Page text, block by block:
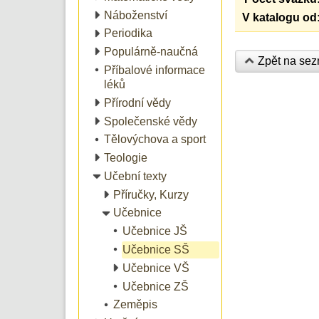
Náboženství
Periodika
Populárně-naučná
Příbalové informace
léků
Přírodní vědy
Společenské vědy
Tělovýchova a sport
Teologie
Učební texty
Příručky, Kurzy
Učebnice
Učebnice JŠ
Učebnice SŠ
Učebnice VŠ
Učebnice ZŠ
Zeměpis
V katalogu od:
Zpět na